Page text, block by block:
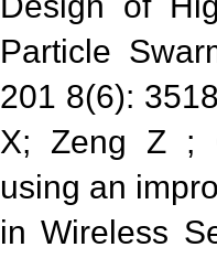
Particle
201 8(6):
X; Zeng Z ;
using an
in Wireless